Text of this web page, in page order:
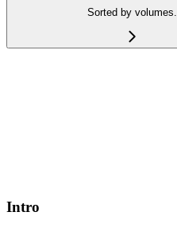
Sorted by volumes.
Intro